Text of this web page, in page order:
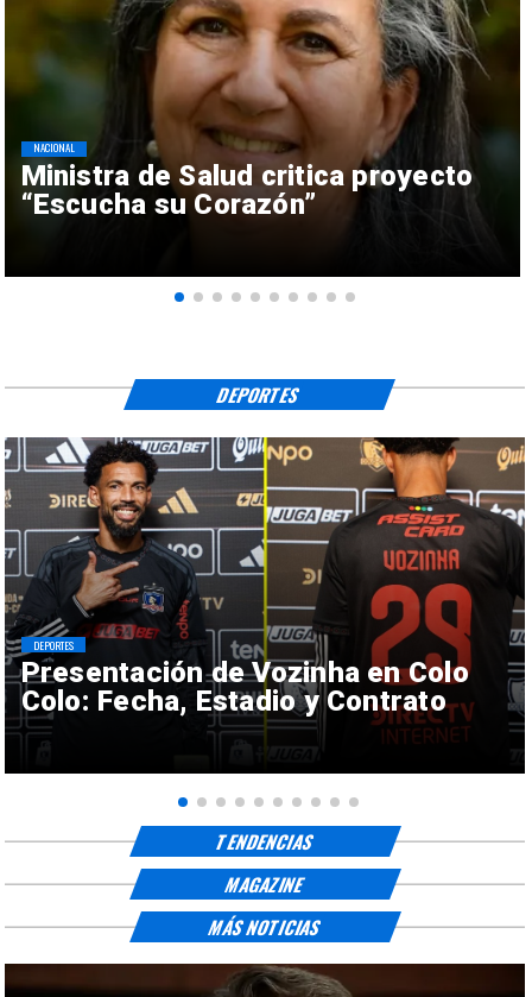
Ministra de Salud critica proyecto
“Escucha su Corazón”
NACIONAL
Presentación de Vozinha en Colo
Colo: Fecha, Estadio y Contrato
DEPORTES
DEPORTES
TENDENCIAS
MAGAZINE
MÁS NOTICIAS